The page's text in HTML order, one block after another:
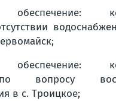
обеспечение:
обеспечение:
вопросу
в с. Троицкое;